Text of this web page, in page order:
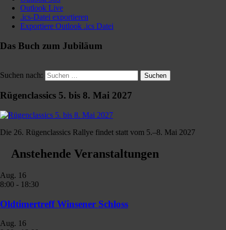
Outlook Live
.ics-Datei exportieren
Exportiere Outlook .ics Datei
Das Buch zum Jubiläum
Suchen nach: Suchen
Rügenclassics 5. bis 8. Mai 2027
Die 26. Rügenclassics Rallye findet statt vom 5.–8. Mai 2027
Anstehende Veranstaltungen
Aug. 16
8:00 - 18:30
Oldtimertreff Winsener Schloss
Aug. 16